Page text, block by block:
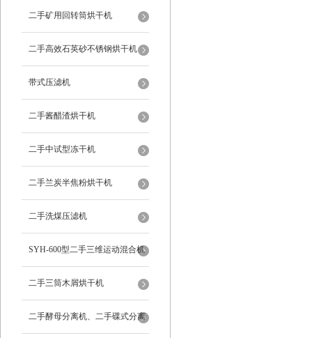
二手矿用回转筒烘干机
二手高效石英砂不锈钢烘干机
带式压滤机
二手酱醋渣烘干机
二手中试型冻干机
二手兰炭半焦粉烘干机
二手洗煤压滤机
SYH-600型二手三维运动混合机
二手三筒木屑烘干机
二手酵母分离机、二手碟式分离